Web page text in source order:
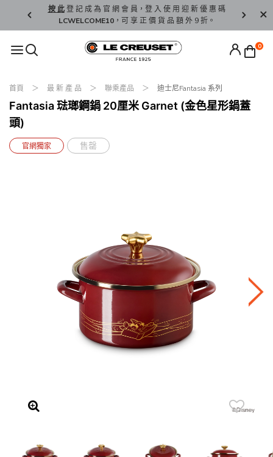
按 此登 記 成 為 官 網 會 員，登 入 使 用 迎 新 優 惠 碼
LCWELCOME10，可 享 正 價 貨 品 額 外 9 折。
香 港 / 澳
0
首頁 最 新 產 品 聯乘產品 迪士尼Fantasia 系列
Fantasia 琺瑯鋼鍋 20厘米 Garnet (金色星形鍋蓋
頭)
官網獨家 售罄